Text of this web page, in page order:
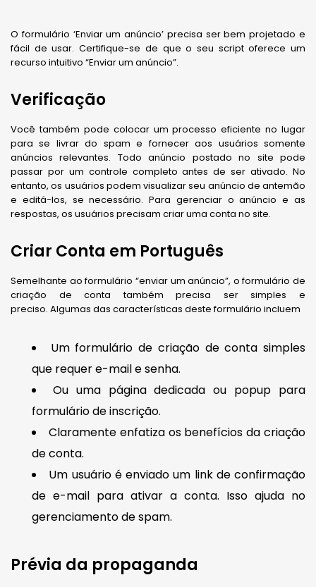
O formulário ‘Enviar um anúncio’ precisa ser bem projetado e
fácil de usar. Certifique-se de que o seu script oferece um
recurso intuitivo “Enviar um anúncio”.
Verificação
Você também pode colocar um processo eficiente no lugar
para se livrar do spam e fornecer aos usuários somente
anúncios relevantes. Todo anúncio postado no site pode
passar por um controle completo antes de ser ativado. No
entanto, os usuários podem visualizar seu anúncio de antemão
e editá-los, se necessário. Para gerenciar o anúncio e as
respostas, os usuários precisam criar uma conta no site.
Criar Conta em Português
Semelhante ao formulário “enviar um anúncio”, o formulário de
criação de conta também precisa ser simples e
preciso. Algumas das características deste formulário incluem
Um formulário de criação de conta simples
que requer e-mail e senha.
Ou uma página dedicada ou popup para
formulário de inscrição.
Claramente enfatiza os benefícios da criação
de conta.
Um usuário é enviado um link de confirmação
de e-mail para ativar a conta. Isso ajuda no
gerenciamento de spam.
Prévia da propaganda